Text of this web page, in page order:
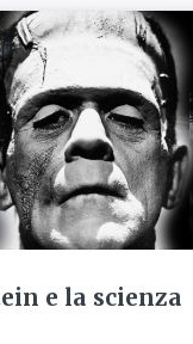
e la scienza